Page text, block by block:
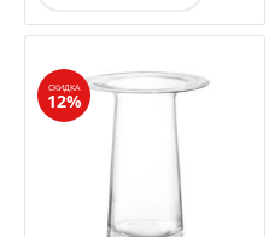
СКИДКА
12%